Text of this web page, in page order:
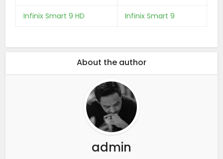
Infinix Smart 9 HD Infinix Smart 9
About the author
admin